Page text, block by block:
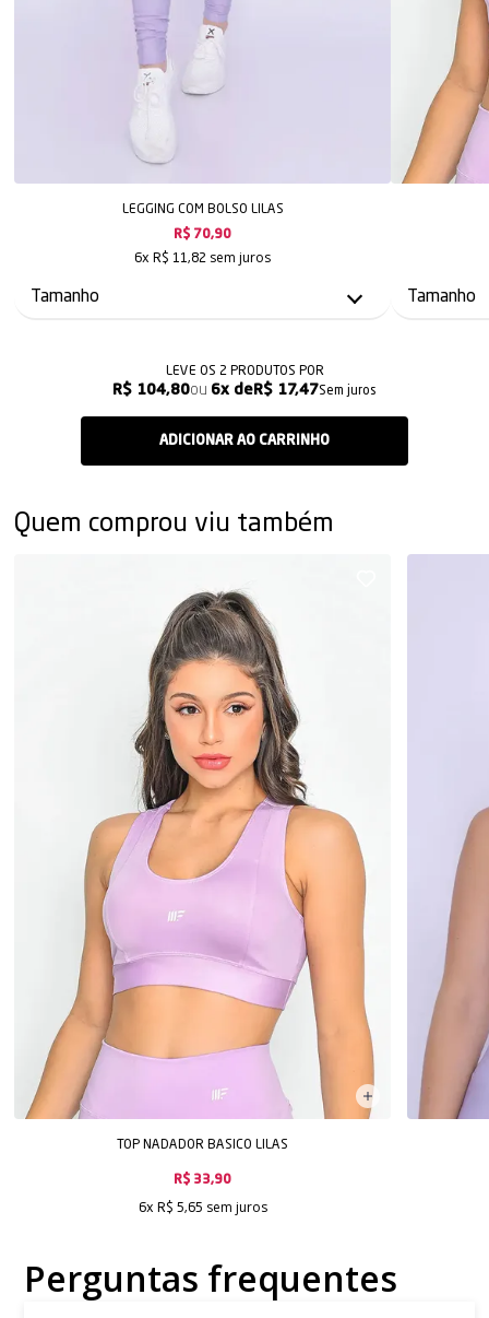
LEGGING COM BOLSO LILAS
R$ 70,90
6x R$ 11,82 sem juros
LEVE OS 2 PRODUTOS
R$ 104,80 6x R$ 17,47Sem juros
Quem comprou viu também
TOP NADADOR BASICO LILAS
R$ 33,90
6x R$ 5,65 sem juros
Perguntas frequentes